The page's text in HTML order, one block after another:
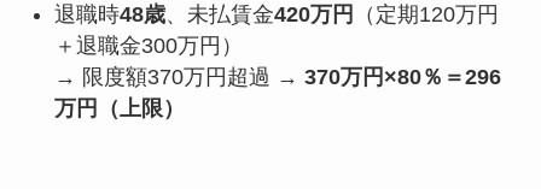
退職時48歳、未払賃金420万円
（定期120万円
＋退職金300万円）
→ 限度額370万円超過 → 370万円×80％＝296
万円（上限）